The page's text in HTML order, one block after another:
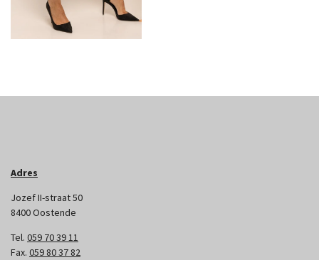
Adres
Jozef II-straat 50
8400 Oostende
Tel. 059 70 39 11
Fax. 059 80 37 82